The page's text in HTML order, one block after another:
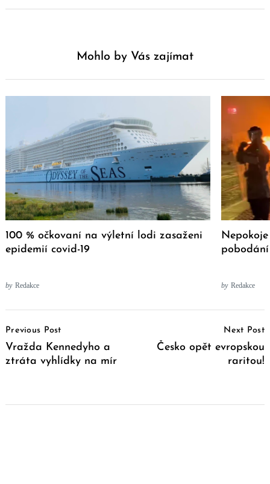
Mohlo by Vás zajímat
100 % očkovaní na výletní lodi zasaženi
epidemií covid-19
by Redakce by Redakce
Navigation
Previous Post
Vražda Kennedyho a
ztráta vyhlídky na mír
Next Post
Česko opět evropskou
raritou!